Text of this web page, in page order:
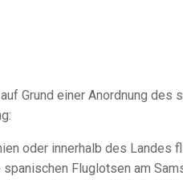
Grund einer Anordnung
oder innerhalb des
Fluglotsen am